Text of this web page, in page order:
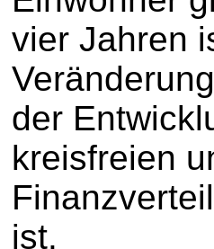
vier Jahren
der
kreisfreien
ist.